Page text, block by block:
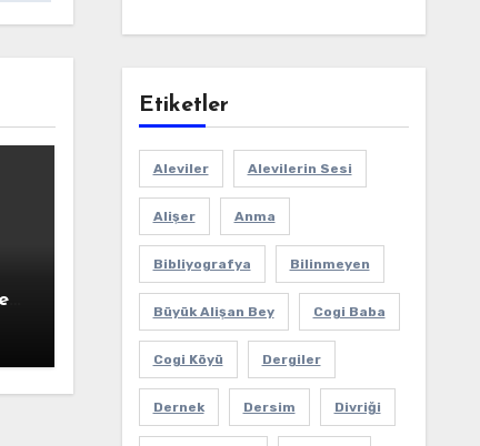
Etiketler
Aleviler Alevilerin Sesi
Alişer Anma
Bibliyografya Bilinmeyen
Büyük Alişan Bey Cogi Baba
Cogi Köyü Dergiler
Dernek Dersim Divriği